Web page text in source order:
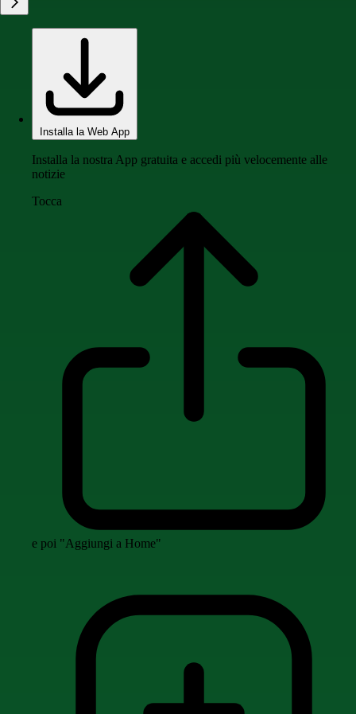
Installa la Web App
Installa la nostra App gratuita e accedi più velocemente alle
notizie
Tocca
e poi "Aggiungi a Home"